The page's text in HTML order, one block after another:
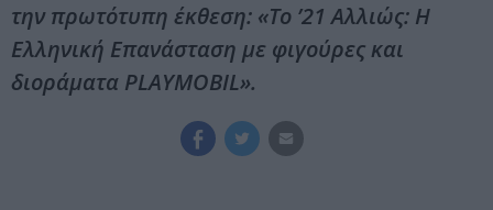
την πρωτότυπη έκθεση: «Το ’21 Αλλιώς: Η
Ελληνική Επανάσταση με φιγούρες και
διοράματα PLAYMOBIL».